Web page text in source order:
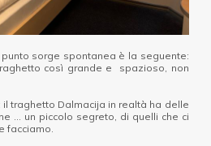
sorge spontanea è la seguente:
così grande e spazioso, non
il traghetto Dalmacija in realtà ha delle
... un piccolo segreto, di quelli che ci
facciamo.